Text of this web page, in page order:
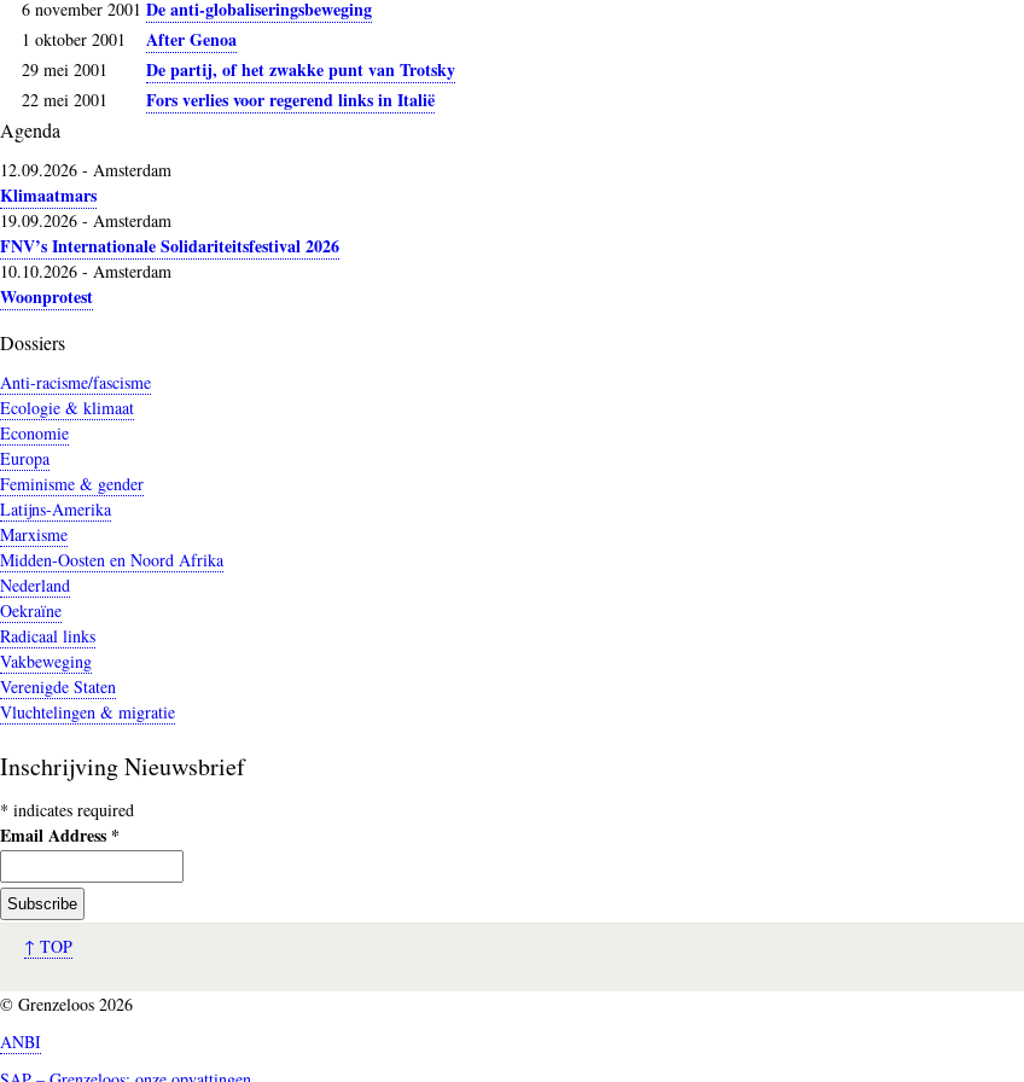
6 november 2001 De anti-globaliseringsbeweging
1 oktober 2001 After Genoa
29 mei 2001 De partij, of het zwakke punt van Trotsky
22 mei 2001
Fors verlies voor regerend links in Italië
Agenda
12.09.2026 - Amsterdam
Klimaatmars
19.09.2026 - Amsterdam
FNV’s Internationale Solidariteitsfestival 2026
10.10.2026 - Amsterdam
Woonprotest
Dossiers
Anti-racisme/fascisme
Ecologie & klimaat
Economie
Europa
Feminisme & gender
Latijns-Amerika
Marxisme
Midden-Oosten en Noord Afrika
Nederland
Oekraïne
Radicaal links
Vakbeweging
Verenigde Staten
Vluchtelingen & migratie
Inschrijving Nieuwsbrief
* indicates required
Email Address *
↑ TOP
© Grenzeloos 2026
ANBI